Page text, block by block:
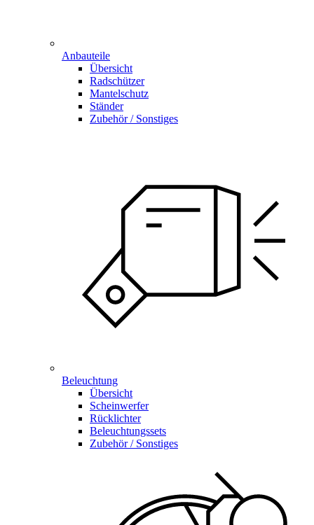
Anbauteile
Übersicht
Radschützer
Mantelschutz
Ständer
Zubehör / Sonstiges
Beleuchtung
Übersicht
Scheinwerfer
Rücklichter
Beleuchtungssets
Zubehör / Sonstiges